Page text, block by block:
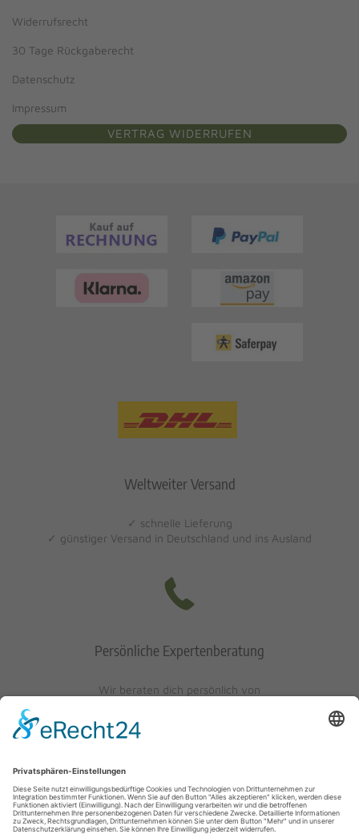
Widerrufsrecht
30 Tage Rückgaberecht
Datenschutz
Impressum
VERTRAG WIDERRUFEN
Weltweiter Versand
✓ schnelle Lieferung
✓ günstiger Versand in Deutschland und ins Ausland
Persönliche Expertenberatung
Wir beraten dich persönlich von
0621/405401-10